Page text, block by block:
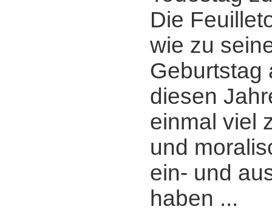
Die
wie zu
Geburtstag
diesen
einmal viel
und
ein- und
haben ...